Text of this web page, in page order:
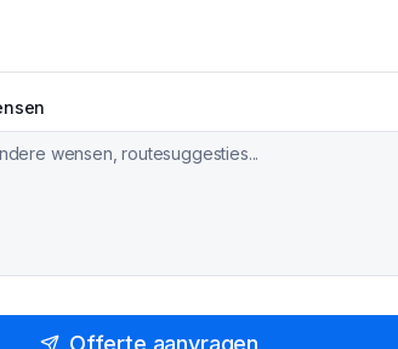
Offerte aanvragen